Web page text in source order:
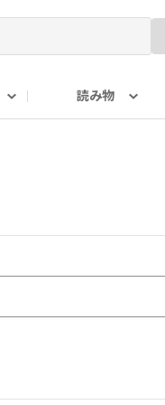
読み物